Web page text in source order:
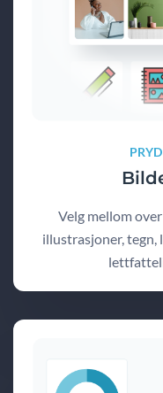
Velg mellom
illustrasjoner, tegn,